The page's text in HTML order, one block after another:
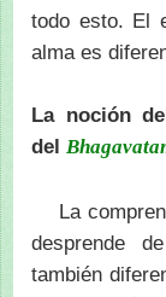
todo esto. El
alma es
La noción
del
La
desprende
también